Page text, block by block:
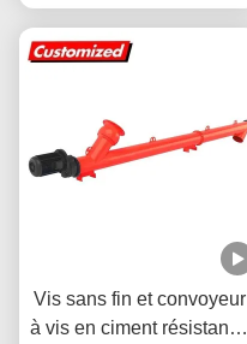
Vis sans fin et convoyeur
à vis en ciment résistant à